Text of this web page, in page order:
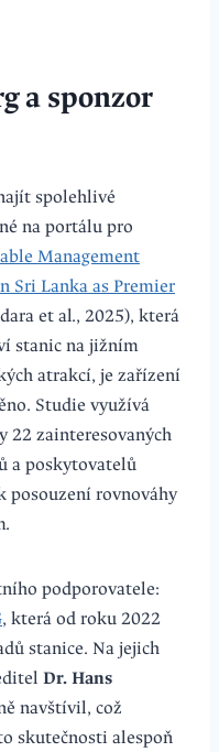
a sponzor
spolehlivé
na portálu pro
Management
Sri Lanka as Premier
et al., 2025), která
stanic na jižním
atrakcí, je zařízení
Studie využívá
zainteresovaných
a poskytovatelů
posouzení rovnováhy
podporovatele:
, která od roku 2022
stanice. Na jejich
Dr. Hans
navštívil, což
skutečnosti alespoň